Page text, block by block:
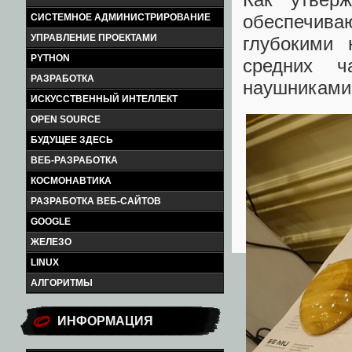
СИСТЕМНОЕ АДМИНИСТРИРОВАНИЕ
УПРАВЛЕНИЕ ПРОЕКТАМИ
PYTHON
РАЗРАБОТКА
ИСКУССТВЕННЫЙ ИНТЕЛЛЕКТ
OPEN SOURCE
БУДУЩЕЕ ЗДЕСЬ
ВЕБ-РАЗРАБОТКА
КОСМОНАВТИКА
РАЗРАБОТКА ВЕБ-САЙТОВ
GOOGLE
ЖЕЛЕЗО
LINUX
АЛГОРИТМЫ
ИНФОРМАЦИЯ
глубокими
средних